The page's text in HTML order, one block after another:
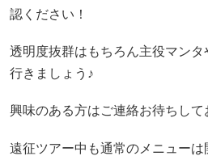
認ください！
透明度抜群はもちろん主役マン
行きましょう♪
興味のある方はご連絡お待ちして
遠征ツアー中も通常のメニュー